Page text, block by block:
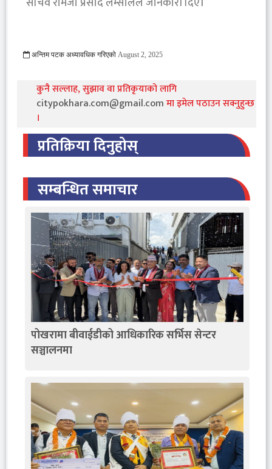
अन्तिम पटक अध्यावधिक गरिएको August 2, 2025
कुनै सल्लाह, सुझाव वा प्रतिकृयाको लागि
citypokhara.com@gmail.comमा इमेल पठाउन सक्नुहुन्छ
।
प्रतिक्रिया दिनुहोस्
सम्बन्धित समाचार
पोखरामा बीवाईडीको आधिकारिक सर्भिस सेन्टर
सञ्चालनमा